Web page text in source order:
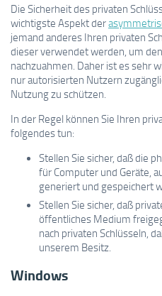
Die Sicherheit des privaten
wichtigste Aspekt der
jemand anderes Ihren privaten
dieser verwendet werden, um
nachzuahmen. Daher ist es sehr
nur autorisierten Nutzern
Nutzung zu schützen.
In der Regel können Sie Ihren
folgendes tun:
Stellen Sie sicher, daß die
für Computer und Geräte,
generiert und gespeichert
Stellen Sie sicher, daß
öffentliches Medium
nach privaten Schlüsseln,
unserem Besitz.
Windows